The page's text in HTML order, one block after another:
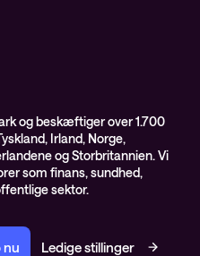
og beskæftiger over 1.700
Irland, Norge,
og Storbritannien. Vi
som finans, sundhed,
sektor.
nu Ledige stillinger